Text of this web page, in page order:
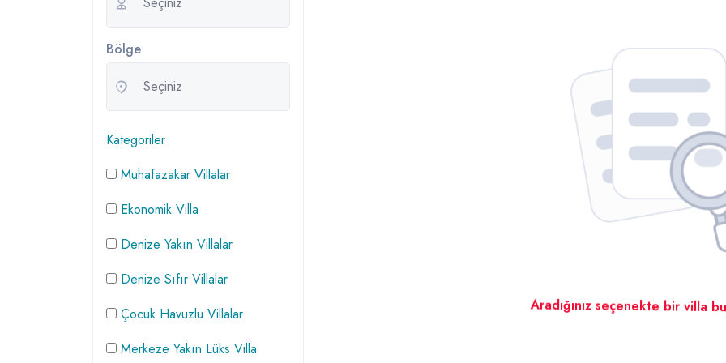
Bölge
Kategoriler
Muhafazakar Villalar
Ekonomik Villa
Denize Yakın Villalar
Denize Sıfır Villalar
Çocuk Havuzlu Villalar
Merkeze Yakın Lüks Villa
Aradığınız seçenekte bir villa